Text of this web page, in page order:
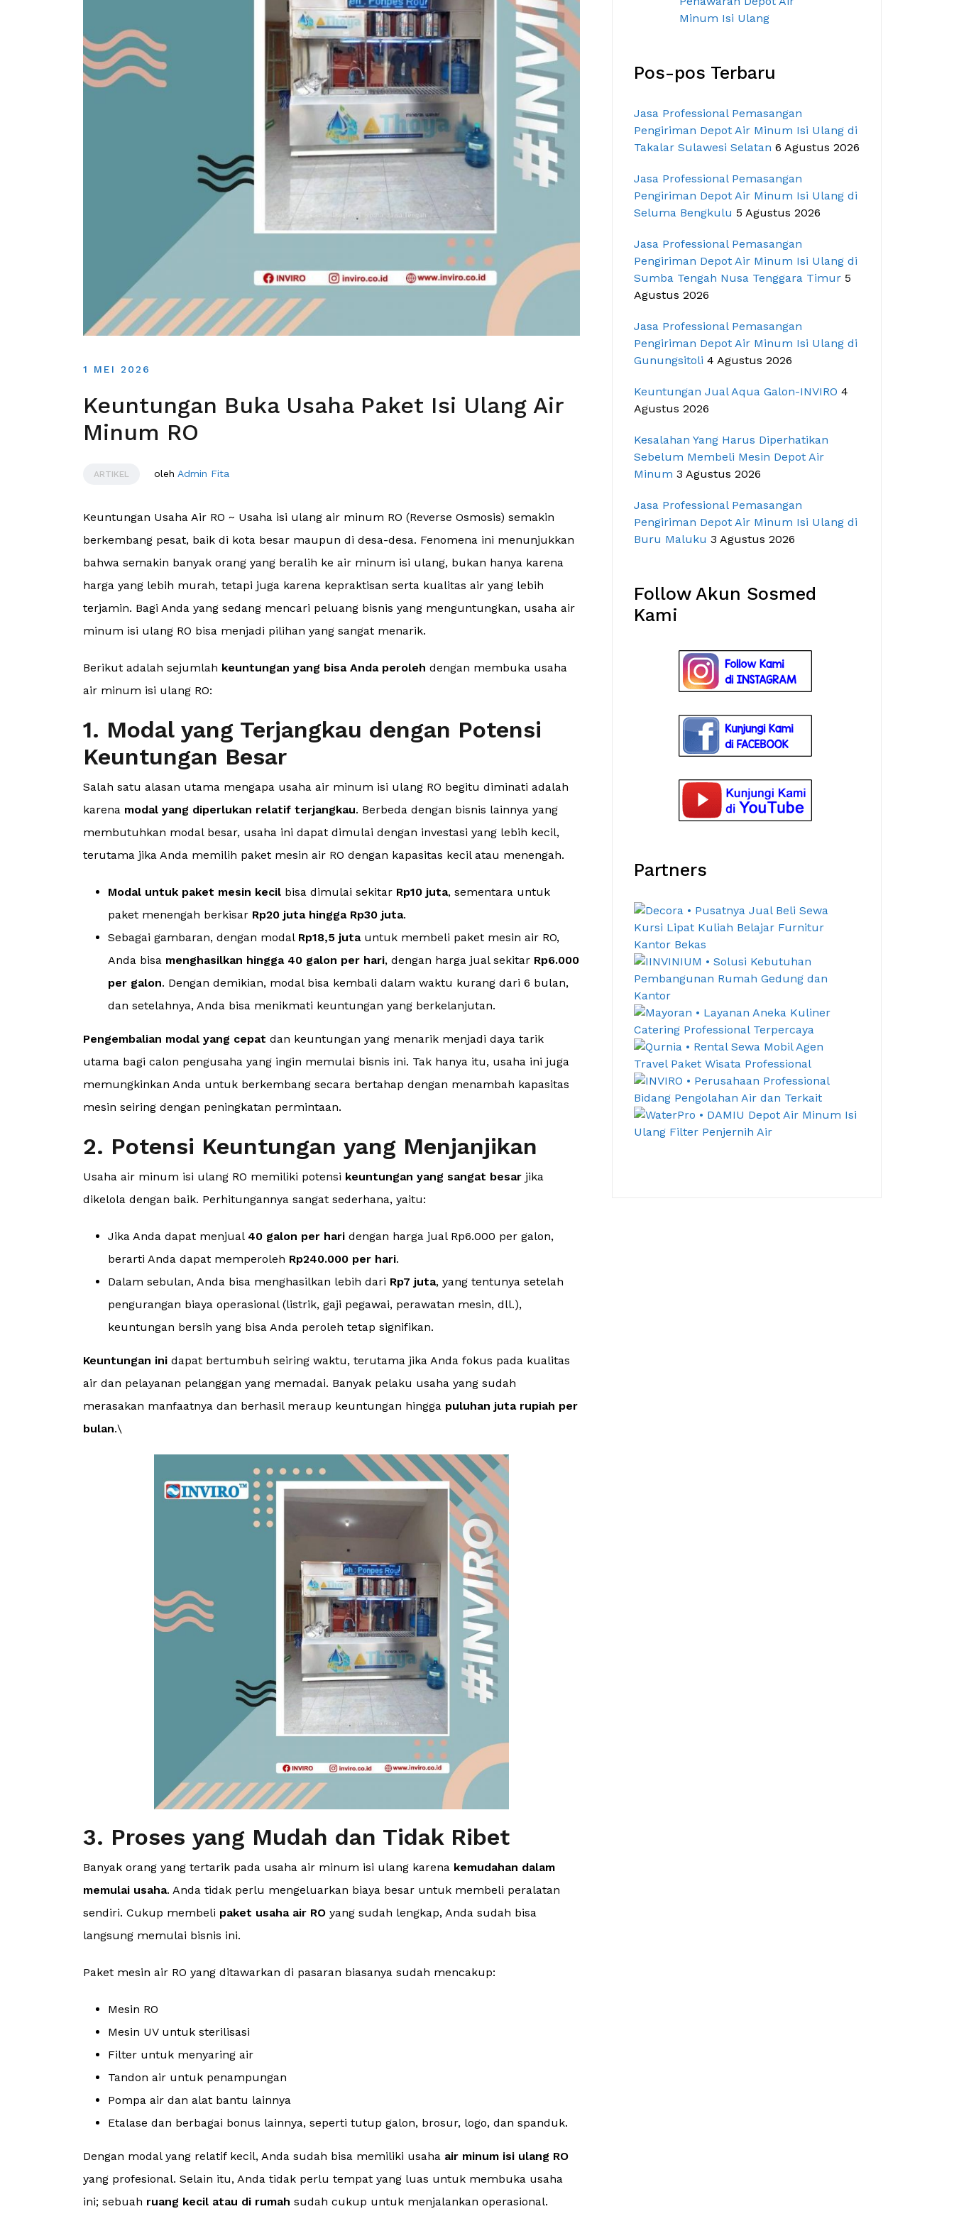
1 MEI 2026
Keuntungan Buka Usaha Paket Isi Ulang Air
Minum RO
ARTIKEL oleh Admin Fita
Keuntungan Usaha Air RO ~ Usaha isi ulang air minum RO (Reverse Osmosis) semakin
berkembang pesat, baik di kota besar maupun di desa-desa. Fenomena ini menunjukkan
bahwa semakin banyak orang yang beralih ke air minum isi ulang, bukan hanya karena
harga yang lebih murah, tetapi juga karena kepraktisan serta kualitas air yang lebih
terjamin. Bagi Anda yang sedang mencari peluang bisnis yang menguntungkan, usaha air
minum isi ulang RO bisa menjadi pilihan yang sangat menarik.
Berikut adalah sejumlah keuntungan yang bisa Anda peroleh dengan membuka usaha
air minum isi ulang RO:
1. Modal yang Terjangkau dengan Potensi
Keuntungan Besar
Salah satu alasan utama mengapa usaha air minum isi ulang RO begitu diminati adalah
karena modal yang diperlukan relatif terjangkau. Berbeda dengan bisnis lainnya yang
membutuhkan modal besar, usaha ini dapat dimulai dengan investasi yang lebih kecil,
terutama jika Anda memilih paket mesin air RO dengan kapasitas kecil atau menengah.
Modal untuk paket mesin kecil bisa dimulai sekitar Rp10 juta, sementara untuk
paket menengah berkisar Rp20 juta hingga Rp30 juta.
Sebagai gambaran, dengan modal Rp18,5 jutauntuk membeli paket mesin air RO,
Anda bisa menghasilkan hingga 40 galon per hari, dengan harga jual sekitar Rp6.000
per galon. Dengan demikian, modal bisa kembali dalam waktu kurang dari 6 bulan,
dan setelahnya, Anda bisa menikmati keuntungan yang berkelanjutan.
Pengembalian modal yang cepat dan keuntungan yang menarik menjadi daya tarik
utama bagi calon pengusaha yang ingin memulai bisnis ini. Tak hanya itu, usaha ini juga
memungkinkan Anda untuk berkembang secara bertahap dengan menambah kapasitas
mesin seiring dengan peningkatan permintaan.
2. Potensi Keuntungan yang Menjanjikan
Usaha air minum isi ulang RO memiliki potensi keuntungan yang sangat besar jika
dikelola dengan baik. Perhitungannya sangat sederhana, yaitu:
Jika Anda dapat menjual 40 galon per hari dengan harga jual Rp6.000 per galon,
berarti Anda dapat memperoleh Rp240.000 per hari.
Dalam sebulan, Anda bisa menghasilkan lebih dari Rp7 juta, yang tentunya setelah
pengurangan biaya operasional (listrik, gaji pegawai, perawatan mesin, dll.),
keuntungan bersih yang bisa Anda peroleh tetap signifikan.
Keuntungan ini dapat bertumbuh seiring waktu, terutama jika Anda fokus pada kualitas
air dan pelayanan pelanggan yang memadai. Banyak pelaku usaha yang sudah
merasakan manfaatnya dan berhasil meraup keuntungan hingga puluhan juta rupiah per
bulan.\
3. Proses yang Mudah dan Tidak Ribet
Banyak orang yang tertarik pada usaha air minum isi ulang karena kemudahan dalam
memulai usaha. Anda tidak perlu mengeluarkan biaya besar untuk membeli peralatan
sendiri. Cukup membeli paket usaha air RO yang sudah lengkap, Anda sudah bisa
langsung memulai bisnis ini.
Paket mesin air RO yang ditawarkan di pasaran biasanya sudah mencakup:
Mesin RO
Mesin UV untuk sterilisasi
Filter untuk menyaring air
Tandon air untuk penampungan
Pompa air dan alat bantu lainnya
Etalase dan berbagai bonus lainnya, seperti tutup galon, brosur, logo, dan spanduk.
Dengan modal yang relatif kecil, Anda sudah bisa memiliki usaha air minum isi ulang RO
yang profesional. Selain itu, Anda tidak perlu tempat yang luas untuk membuka usaha
ini; sebuah ruang kecil atau di rumah sudah cukup untuk menjalankan operasional.
Pos-pos Terbaru
Jasa Professional Pemasangan
Pengiriman Depot Air Minum Isi Ulang di
Takalar Sulawesi Selatan 6 Agustus 2026
Jasa Professional Pemasangan
Pengiriman Depot Air Minum Isi Ulang di
Seluma Bengkulu 5 Agustus 2026
Jasa Professional Pemasangan
Pengiriman Depot Air Minum Isi Ulang di
Sumba Tengah Nusa Tenggara Timur 5
Agustus 2026
Jasa Professional Pemasangan
Pengiriman Depot Air Minum Isi Ulang di
Gunungsitoli 4 Agustus 2026
Keuntungan Jual Aqua Galon-INVIRO 4
Agustus 2026
Kesalahan Yang Harus Diperhatikan
Sebelum Membeli Mesin Depot Air
Minum 3 Agustus 2026
Jasa Professional Pemasangan
Pengiriman Depot Air Minum Isi Ulang di
Buru Maluku 3 Agustus 2026
Follow Akun Sosmed
Kami
Partners